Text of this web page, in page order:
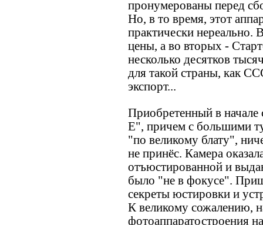
пронумерованы перед
Но, в то время, этот
практически нереально.
цены, а во вторых -
несколько десятков
для такой страны, как
экспорт...
Приобретенный в начале
Е", причем с большими
"по великому блату",
не принёс. Камера
отъюстированной и
было "не в фокусе".
секреты юстировки и
К великому сожалению,
фотоаппаратостроения